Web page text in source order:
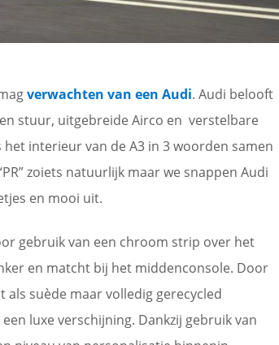
verwachten van een Audi. Audi belooft
stuur, uitgebreide Airco en verstelbare
interieur van de A3 in 3 woorden samen
zoiets natuurlijk maar we snappen Audi
en mooi uit.
gebruik van een chroom strip over het
en matcht bij het middenconsole. Door
als suède maar volledig gerecycled
luxe verschijning. Dankzij gebruik van